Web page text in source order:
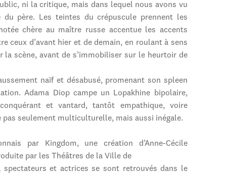
ni la critique, mais dans lequel nous avons vu
père. Les teintes du crépuscule prennent les
chère au maître russe accentue les accents
ceux d’avant hier et de demain, en roulant à sens
scène, avant de s’immobiliser sur le heurtoir de
naïf et désabusé, promenant son spleen
Adama Diop campe un Lopakhine bipolaire,
et vantard, tantôt empathique, voire
seulement multiculturelle, mais aussi inégale.
par Kingdom, une création d’Anne-Cécile
par les Théâtres de la Ville de
spectateurs et actrices se sont retrouvés dans le